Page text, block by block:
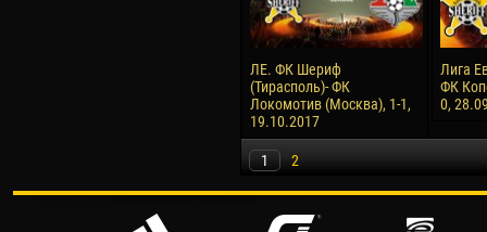
ЛЕ. ФК Шериф
(Тирасполь)- ФК
Локомотив (Москва), 1-1,
19.10.2017
Лига
ФК
0,
1 2